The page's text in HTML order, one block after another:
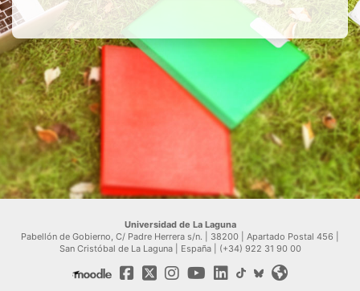
Universidad de La Laguna
Pabellón de Gobierno, C/ Padre Herrera s/n. | 38200 | Apartado Postal 456 |
San Cristóbal de La Laguna | España | (+34) 922 31 90 00